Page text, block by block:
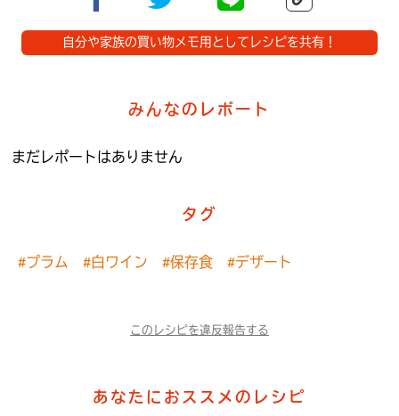
自分や家族の買い物メモ用としてレシピを共有！
みんなのレポート
まだレポートはありません
タグ
#プラム #白ワイン #保存食 #デザート
このレシピを違反報告する
あなたにおススメのレシピ